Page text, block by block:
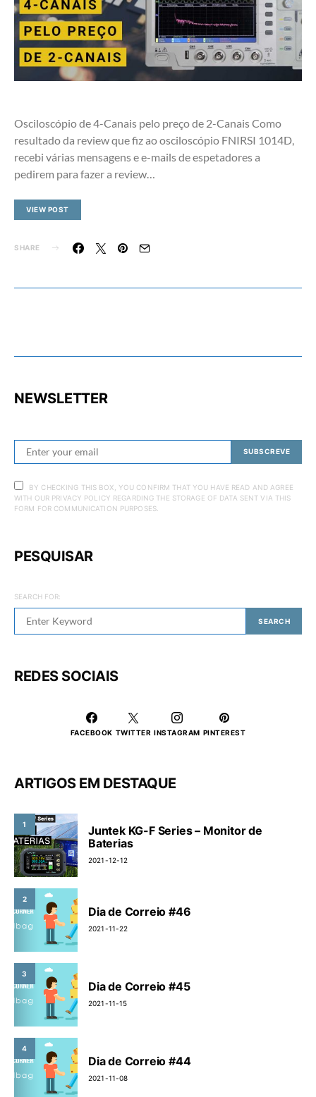
Osciloscópio de 4-Canais pelo preço de 2-Canais Como
resultado da review que fiz ao osciloscópio FNIRSI 1014D,
recebi várias mensagens e e-mails de espetadores a
pedirem para fazer a review…
VIEW POST
SHARE
NEWSLETTER
SUBSCREVE
BY CHECKING THIS BOX, YOU CONFIRM THAT YOU HAVE READ AND AGREE
WITH OUR PRIVACY POLICY REGARDING THE STORAGE OF DATA SENT VIA THIS
FORM FOR COMMUNICATION PURPOSES.
PESQUISAR
SEARCH FOR:
SEARCH
REDES SOCIAIS
FACEBOOK TWITTER INSTAGRAM PINTEREST
ARTIGOS EM DESTAQUE
1
Juntek KG-F Series – Monitor de
Baterias
2021-12-12
2
Dia de Correio #46
2021-11-22
3
Dia de Correio #45
2021-11-15
4
Dia de Correio #44
2021-11-08